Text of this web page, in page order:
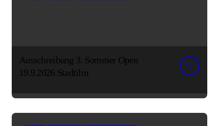
Ausschreibung 3. Sommer Open
19.9.2026 Stadtilm